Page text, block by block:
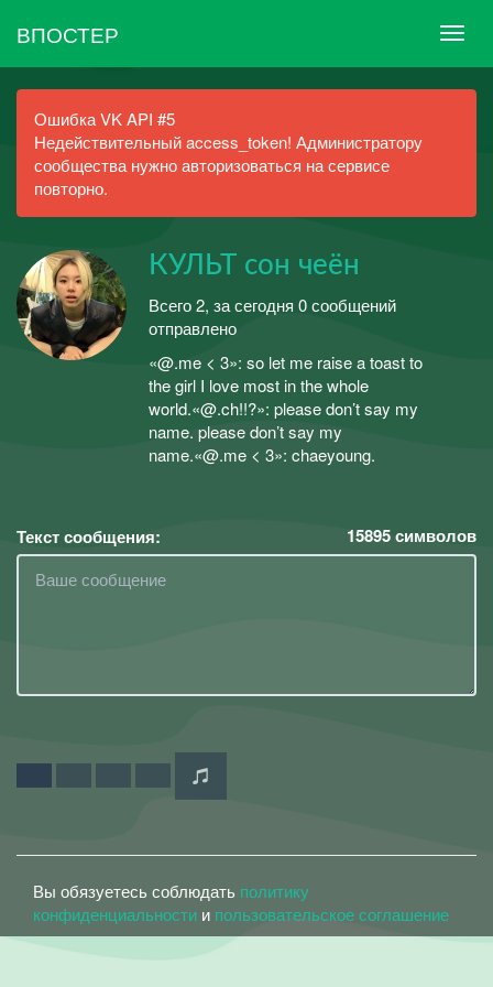
ВПОСТЕР
Ошибка VK API #5
Недействительный access_token! Администратору
сообщества нужно авторизоваться на сервисе
повторно.
КУЛЬТ сон чеён
Всего 2, за сегодня 0 сообщений
отправлено
«@.me < 3»: so let me raise a toast to
the girl I love most in the whole
world.«@.ch!!?»: please don’t say my
name. please don’t say my
name.«@.me < 3»: chaeyoung.
Текст сообщения: 15895символов
Вы обязуетесь соблюдать политику
конфиденциальности и пользовательское соглашение